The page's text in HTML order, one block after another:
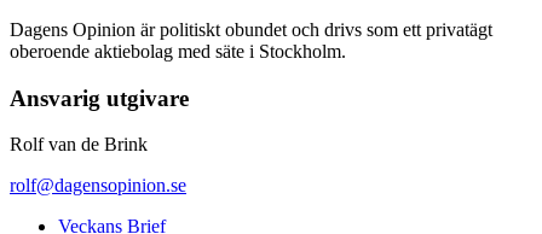
Dagens Opinion är politiskt obundet och drivs som ett privatägt
oberoende aktiebolag med säte i Stockholm.
Ansvarig utgivare
Rolf van de Brink
rolf@dagensopinion.se
Veckans Brief